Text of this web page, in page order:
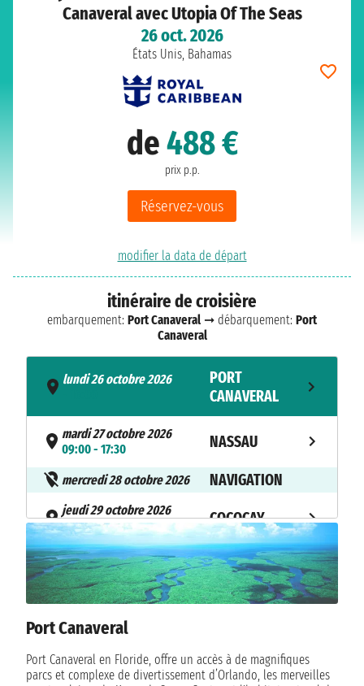
Canaveral avec Utopia Of The Seas
26 oct. 2026
États Unis, Bahamas
de488 €
prix p.p.
Réservez-vous
modifier la data de départ
itinéraire de croisière
embarquement: Port Canaveral ➞ débarquement: Port
Canaveral
lundi 26 octobre 2026
PORT
CANAVERAL
mardi 27 octobre 2026
09:00 - 17:30
NASSAU
mercredi 28 octobre 2026 NAVIGATION
jeudi 29 octobre 2026
07:00 - 17:00
COCOCAY
vendredi 30 octobre 2026
06:00
PORT
CANAVERAL
Port Canaveral
Port Canaveral en Floride, offre un accès à de magnifiques
parcs et complexe de divertissement d’Orlando, les merveilles